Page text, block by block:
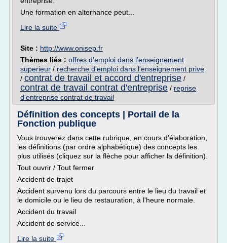
Une formation en alternance peut...
Lire la suite
Site : http://www.onisep.fr
Thèmes liés : offres d'emploi dans l'enseignement
superieur / recherche d'emploi dans l'enseignement prive
/ contrat de travail et accord d'entreprise /
contrat de travail contrat d'entreprise / reprise
d'entreprise contrat de travail
Définition des concepts | Portail de la
Fonction publique
Vous trouverez dans cette rubrique, en cours d'élaboration,
les définitions (par ordre alphabétique) des concepts les
plus utilisés (cliquez sur la flèche pour afficher la définition).
Tout ouvrir / Tout fermer
Accident de trajet
Accident survenu lors du parcours entre le lieu du travail et
le domicile ou le lieu de restauration, à l'heure normale.
Accident du travail
Accident de service...
Lire la suite